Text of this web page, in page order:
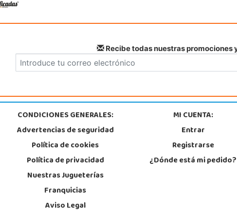
Recibe todas nuestras promociones
CONDICIONES GENERALES:
Advertencias de seguridad
Política de cookies
Política de privacidad
Nuestras Jugueterías
Franquicias
Aviso Legal
MI CUENTA:
Entrar
Registrarse
¿Dónde está mi pedido?